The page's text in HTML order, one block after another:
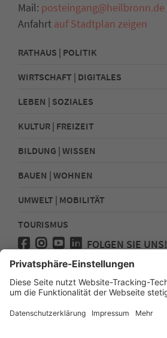
Mail: posteingang@heilbronn.de
Anfahrt auf Stadtplan zeigen
RATHAUS | POLITIK
WIRTSCHAFT | DIGITALES
LEBEN | SOZIALES
KULTUR | FREIZEIT
BILDUNG | WISSEN
BAUEN | WOHNEN
UMWELT | MOBILITÄT
TOURISMUS
FOLGEN SIE UNS!
Presse
Kontakt
Impressum